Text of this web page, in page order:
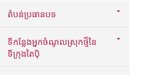
តំបន់ប្រធានបទ
ទីកន្លែងអ្នកចំណូលស្រុកថ្មីនៃ
ទីក្រុងតៃប៉ិ